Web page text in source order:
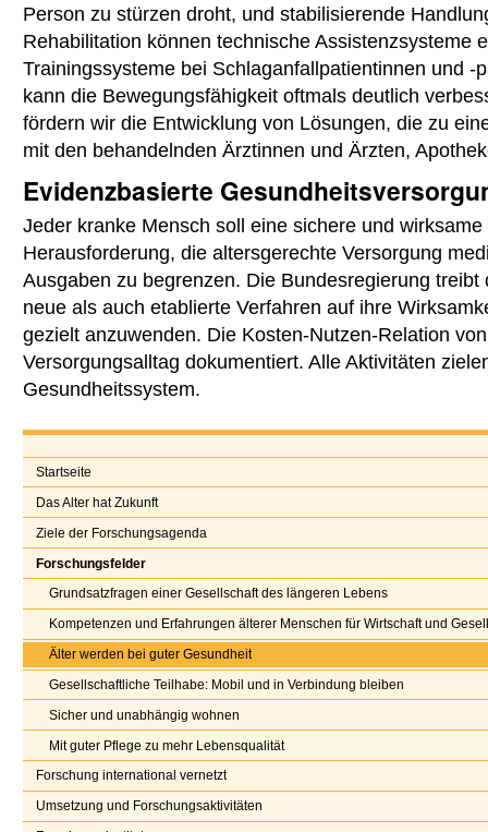
Person zu stürzen droht, und stabilisierende
Rehabilitation können technische Assistenzsysteme
Trainingssysteme bei Schlaganfallpatientinnen und
kann die Bewegungsfähigkeit oftmals deutlich
fördern wir die Entwicklung von Lösungen, die zu
mit den behandelnden Ärztinnen und Ärzten,
Evidenzbasierte
Jeder kranke Mensch soll eine sichere und
Herausforderung, die altersgerechte Versorgung
Ausgaben zu begrenzen. Die Bundesregierung
neue als auch etablierte Verfahren auf ihre
gezielt anzuwenden. Die Kosten-Nutzen-Relation
Versorgungsalltag dokumentiert. Alle Aktivitäten
Gesundheitssystem.
Startseite
Das Alter hat Zukunft
Ziele der Forschungsagenda
Forschungsfelder
Grundsatzfragen einer Gesellschaft des längeren Lebens
Kompetenzen und Erfahrungen älterer Menschen für Wirtschaft und
Älter werden bei guter Gesundheit
Gesellschaftliche Teilhabe: Mobil und in Verbindung bleiben
Sicher und unabhängig wohnen
Mit guter Pflege zu mehr Lebensqualität
Forschung international vernetzt
Umsetzung und Forschungsaktivitäten